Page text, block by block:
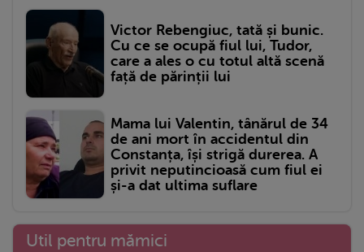
Victor Rebengiuc, tată și bunic.
Cu ce se ocupă fiul lui, Tudor,
care a ales o cu totul altă scenă
față de părinții lui
Mama lui Valentin, tânărul de 34
de ani mort în accidentul din
Constanța, își strigă durerea. A
privit neputincioasă cum fiul ei
și-a dat ultima suflare
Util pentru mămici